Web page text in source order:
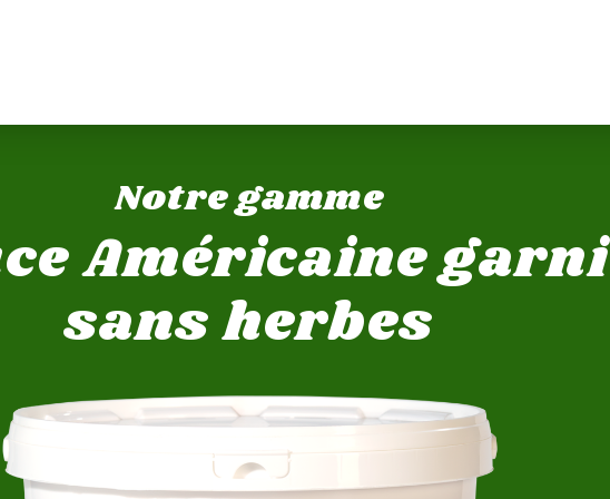
Notre gamme
Américaine garni
sans herbes